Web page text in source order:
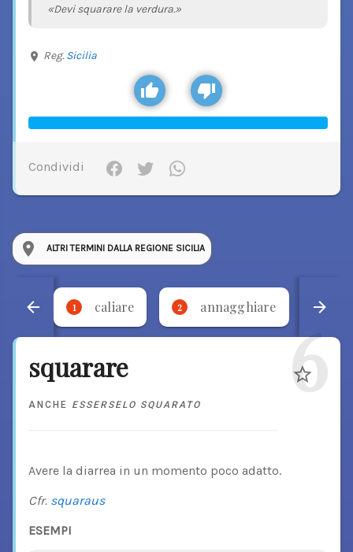
«Devi squarare la verdura.»
Reg. Sicilia
Condividi
ALTRI TERMINI DALLA REGIONE SICILIA
1 caliare 2 annagghiare 3
squarare
ANCHE ESSERSELO SQUARATO 6
Avere la diarrea in un momento poco adatto.
Cfr. squaraus
ESEMPI